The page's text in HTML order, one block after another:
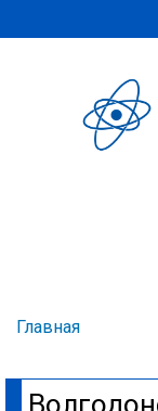
Главная